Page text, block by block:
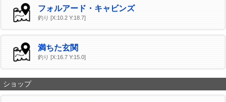
フォルアード・キャビンズ
釣り [X:10.2 Y:18.7]
満ちた玄関
釣り [X:16.7 Y:15.0]
ショップ